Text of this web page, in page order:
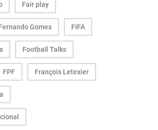
Fair play
Gomes FIFA
Football Talks
FPF François Letexier